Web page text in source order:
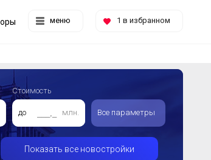
меню 1 в избранном
Стоимость
до млн. Все параметры
Показать все новостройки